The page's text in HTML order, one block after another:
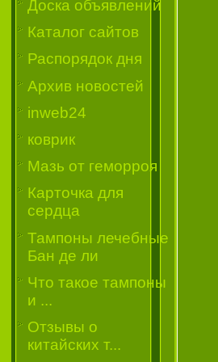
Доска объявлений
Каталог сайтов
Распорядок дня
Архив новостей
inweb24
коврик
Мазь от геморроя
Карточка для
сердца
Тампоны лечебные
Бан де ли
Что такое тампоны
и ...
Отзывы о
китайских т...